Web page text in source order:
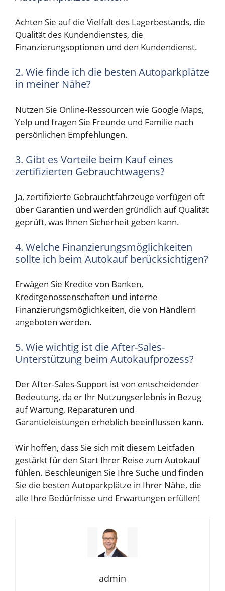
Achten Sie auf die Vielfalt des Lagerbestands, die
Qualität des Kundendienstes, die
Finanzierungsoptionen und den Kundendienst.
2. Wie finde ich die besten Autoparkplätze
in meiner Nähe?
Nutzen Sie Online-Ressourcen wie Google Maps,
Yelp und fragen Sie Freunde und Familie nach
persönlichen Empfehlungen.
3. Gibt es Vorteile beim Kauf eines
zertifizierten Gebrauchtwagens?
Ja, zertifizierte Gebrauchtfahrzeuge verfügen oft
über Garantien und werden gründlich auf Qualität
geprüft, was Ihnen Sicherheit geben kann.
4. Welche Finanzierungsmöglichkeiten
sollte ich beim Autokauf berücksichtigen?
Erwägen Sie Kredite von Banken,
Kreditgenossenschaften und interne
Finanzierungsmöglichkeiten, die von Händlern
angeboten werden.
5. Wie wichtig ist die After-Sales-
Unterstützung beim Autokaufprozess?
Der After-Sales-Support ist von entscheidender
Bedeutung, da er Ihr Nutzungserlebnis in Bezug
auf Wartung, Reparaturen und
Garantieleistungen erheblich beeinflussen kann.
Wir hoffen, dass Sie sich mit diesem Leitfaden
gestärkt für den Start Ihrer Reise zum Autokauf
fühlen. Beschleunigen Sie Ihre Suche und finden
Sie die besten Autoparkplätze in Ihrer Nähe, die
alle Ihre Bedürfnisse und Erwartungen erfüllen!
admin